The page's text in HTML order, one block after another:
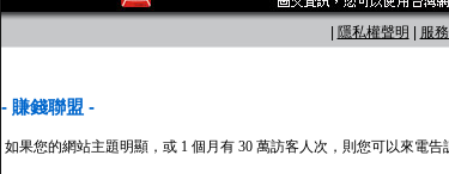
隱私權聲明 服
- 賺錢聯盟 -
如果您的網站主題明顯，或 1 個月有 30 萬訪客人次，則您可以來電